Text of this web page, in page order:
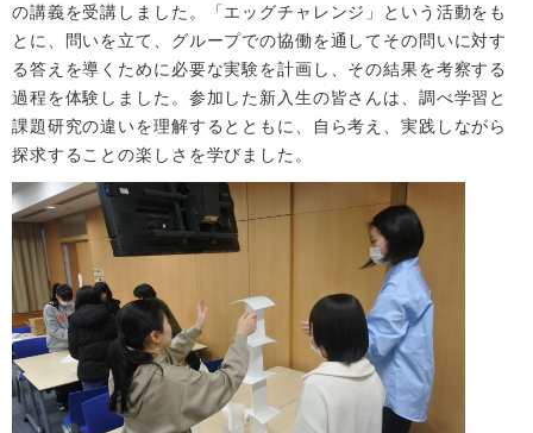
の講義を受講しました。「エッグチャレンジ」という活動をも
とに、問いを立て、グループでの協働を通してその問いに対す
る答えを導くために必要な実験を計画し、その結果を考察する
過程を体験しました。参加した新入生の皆さんは、調べ学習と
課題研究の違いを理解するとともに、自ら考え、実践しながら
探求することの楽しさを学びました。